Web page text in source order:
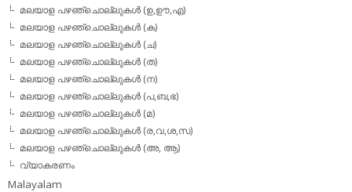
മലയാള പഴഞ്ചൊല്ലുകള്‍ (ഉ,ഊ,എ)
മലയാള പഴഞ്ചൊല്ലുകള്‍ (ക)
മലയാള പഴഞ്ചൊല്ലുകള്‍ (ച)
മലയാള പഴഞ്ചൊല്ലുകള്‍ (ത)
മലയാള പഴഞ്ചൊല്ലുകള്‍ (ന)
മലയാള പഴഞ്ചൊല്ലുകള്‍ (പ,ബ,ഭ)
മലയാള പഴഞ്ചൊല്ലുകള്‍ (മ)
മലയാള പഴഞ്ചൊല്ലുകള്‍ (ര,വ,ശ,സ)
മലയാള പഴഞ്ചൊല്ലുകൾ (അ, ആ)
വ്യാകരണം
Malayalam